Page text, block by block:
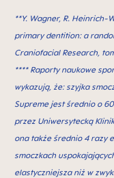
**Y. Wagner, R.
primary dentition: a
Craniofacial Research,
**** Raporty naukowe
wykazują, że: szyjka
Supreme jest średnio o
przez Uniwersytecką
ona także średnio 4 razy
smoczkach
elastyczniejsza niż w